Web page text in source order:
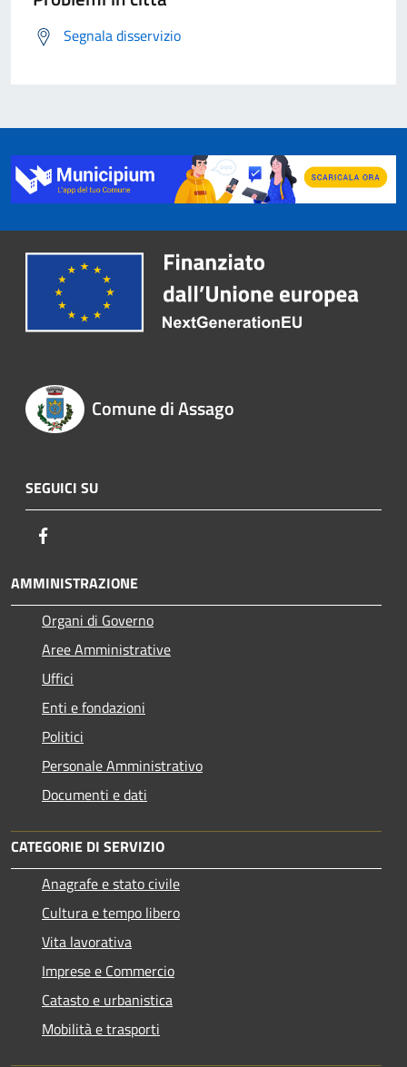
Segnala disservizio
Comune di Assago
SEGUICI SU
AMMINISTRAZIONE
Organi di Governo
Aree Amministrative
Uffici
Enti e fondazioni
Politici
Personale Amministrativo
Documenti e dati
CATEGORIE DI SERVIZIO
Anagrafe e stato civile
Cultura e tempo libero
Vita lavorativa
Imprese e Commercio
Catasto e urbanistica
Mobilità e trasporti